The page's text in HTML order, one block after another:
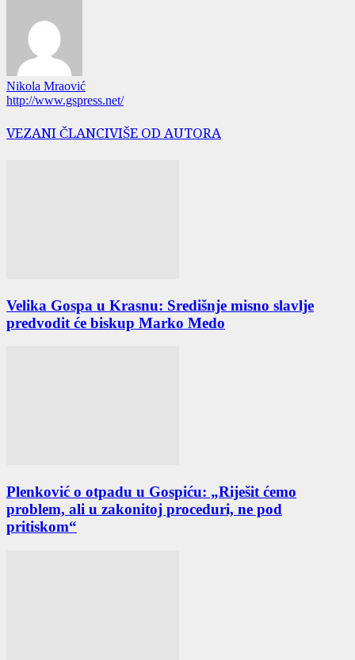
Nikola Mraović
http://www.gspress.net/
VEZANI ČLANCIVIŠE OD AUTORA
Velika Gospa u Krasnu: Središnje misno slavlje
predvodit će biskup Marko Medo
Plenković o otpadu u Gospiću: „Riješit ćemo
problem, ali u zakonitoj proceduri, ne pod
pritiskom“